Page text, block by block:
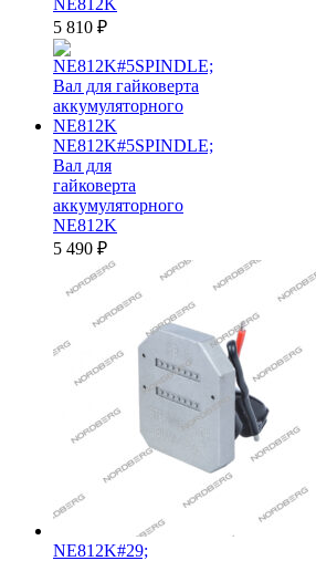
5 810 ₽
NE812K#5SPINDLE;
Вал для
гайковерта
аккумуляторного
NE812K
5 490 ₽
NE812K#29;